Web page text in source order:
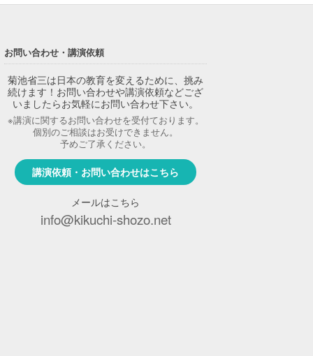
お問い合わせ・講演依頼
菊池省三は日本の教育を変えるために、挑み
続けます！お問い合わせや講演依頼などござ
いましたらお気軽にお問い合わせ下さい。
※講演に関するお問い合わせを受付ております。
個別のご相談はお受けできません。
予めご了承ください。
講演依頼・お問い合わせはこちら
メールはこちら
info@kikuchi-shozo.net